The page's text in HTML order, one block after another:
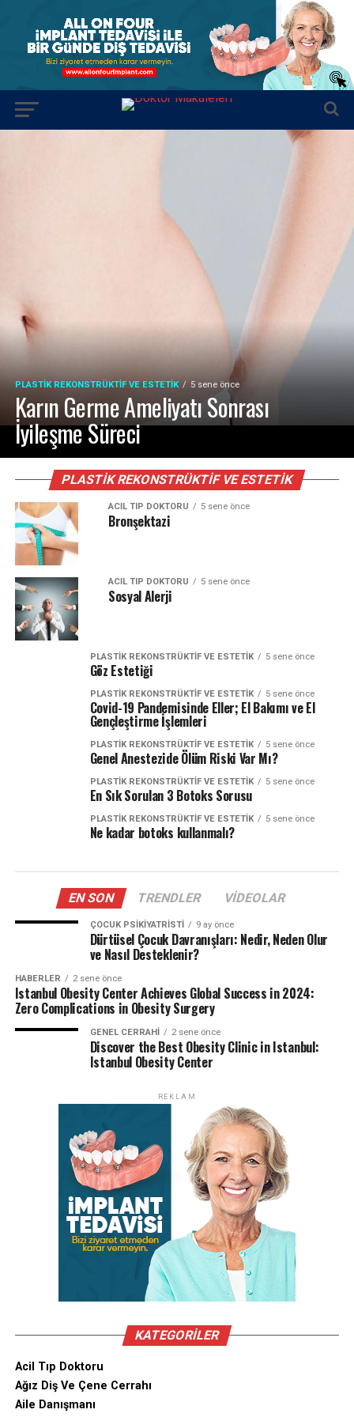
PLASTIK REKONSTRÜKTIF VE ESTETIK 5 sene önce
Karın Germe Ameliyatı Sonrası
İyileşme Süreci
PLASTIK REKONSTRÜKTIF VE ESTETIK
ACIL TIP DOKTORU 5 sene önce
Bronşektazi
ACIL TIP DOKTORU 5 sene önce
Sosyal Alerji
PLASTIK REKONSTRÜKTIF VE ESTETIK 5 sene önce
Göz Estetiği
PLASTIK REKONSTRÜKTIF VE ESTETIK 5 sene önce
Covid-19 Pandemisinde Eller; El Bakımı ve El
Gençleştirme İşlemleri
PLASTIK REKONSTRÜKTIF VE ESTETIK 5 sene önce
Genel Anestezide Ölüm Riski Var Mı?
PLASTIK REKONSTRÜKTIF VE ESTETIK 5 sene önce
En Sık Sorulan 3 Botoks Sorusu
PLASTIK REKONSTRÜKTIF VE ESTETIK 5 sene önce
Ne kadar botoks kullanmalı?
EN SON TRENDLER VIDEOLAR
ÇOCUK PSIKIYATRISTI 9 ay önce
Dürtüsel Çocuk Davranışları: Nedir, Neden Olur
ve Nasıl Desteklenir?
HABERLER 2 sene önce
Istanbul Obesity Center Achieves Global Success in 2024:
Zero Complications in Obesity Surgery
GENEL CERRAHI 2 sene önce
Discover the Best Obesity Clinic in Istanbul:
Istanbul Obesity Center
REKLAM
KATEGORILER
Acil Tıp Doktoru
Ağız Diş Ve Çene Cerrahı
Aile Danışmanı